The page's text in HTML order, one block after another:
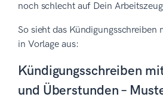
noch schlecht auf Dein
So sieht das Kündigungsschreiben
in Vorlage aus:
Kündigungsschreiben
und Überstunden –